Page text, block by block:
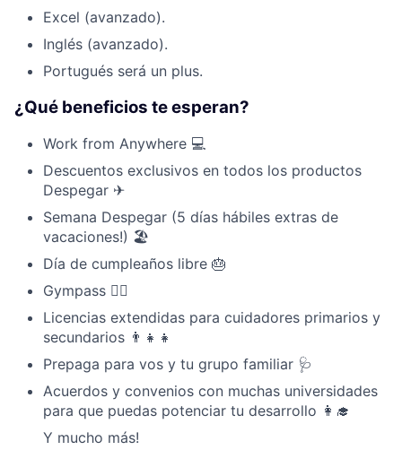
Excel (avanzado).
Inglés (avanzado).
Portugués será un plus.
¿Qué beneficios te esperan?
Work from Anywhere 💻
Descuentos exclusivos en todos los productos
Despegar ✈
Semana Despegar (5 días hábiles extras de
vacaciones!) 🏖
Día de cumpleaños libre 🎂
Gympass 🏋️‍♀️
Licencias extendidas para cuidadores primarios y
secundarios 👨‍👧‍👧
Prepaga para vos y tu grupo familiar 🩺
Acuerdos y convenios con muchas universidades
para que puedas potenciar tu desarrollo 👩‍🎓
Y mucho más!